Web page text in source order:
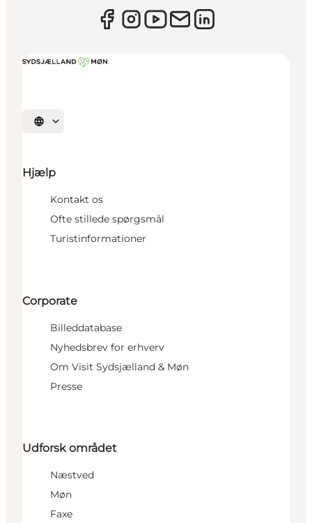
Vælg sprog
Hjælp
Kontakt os
Ofte stillede spørgsmål
Turistinformationer
Corporate
Billeddatabase
Nyhedsbrev for erhverv
Om Visit Sydsjælland & Møn
Presse
Udforsk området
Næstved
Møn
Faxe